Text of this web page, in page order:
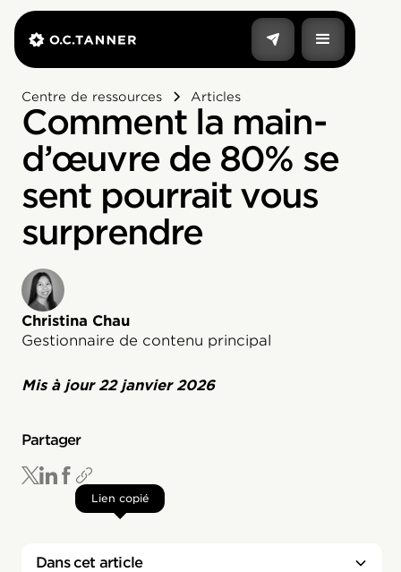
Centre de ressources Articles
Comment la main-
d’œuvre de 80% se
sent pourrait vous
surprendre
Christina Chau
Gestionnaire de contenu principal
Mis à jour 22 janvier 2026
Partager
Lien copié
Dans cet article